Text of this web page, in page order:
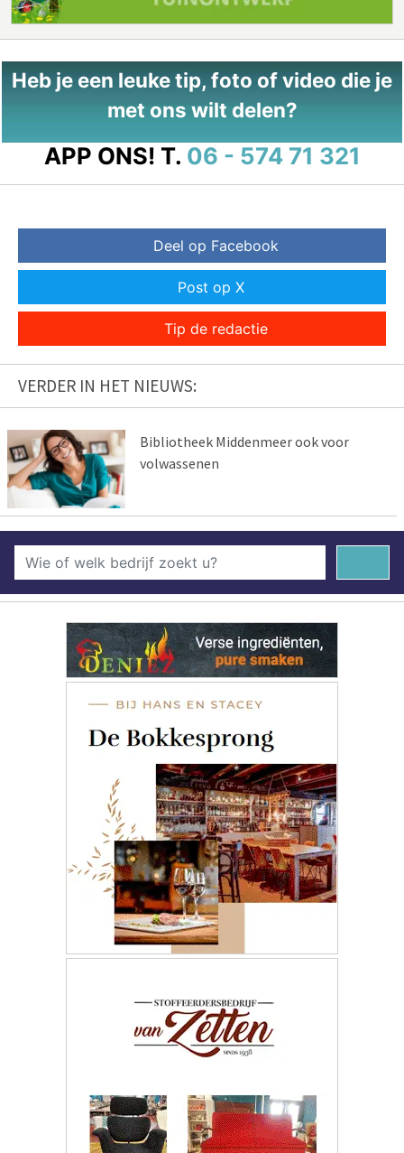
Heb je een leuke tip, foto of video die je
met ons wilt delen?
APP ONS! T. 06 - 574 71 321
Deel op Facebook
Post op X
Tip de redactie
VERDER IN HET NIEUWS:
Bibliotheek Middenmeer ook voor
volwassenen